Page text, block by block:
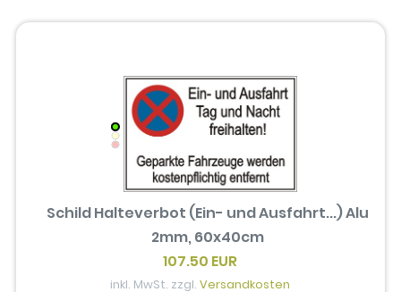
Schild Halteverbot (Ein- und Ausfahrt...) Alu
2mm, 60x40cm
107.50 EUR
inkl. MwSt. zzgl.Versandkosten